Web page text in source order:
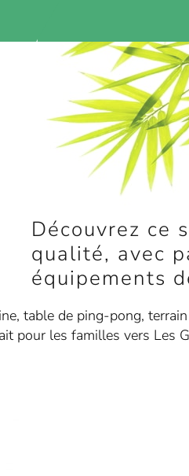
Découvrez ce
qualité, avec
équipements
table de ping-pong,
pour les familles vers Les